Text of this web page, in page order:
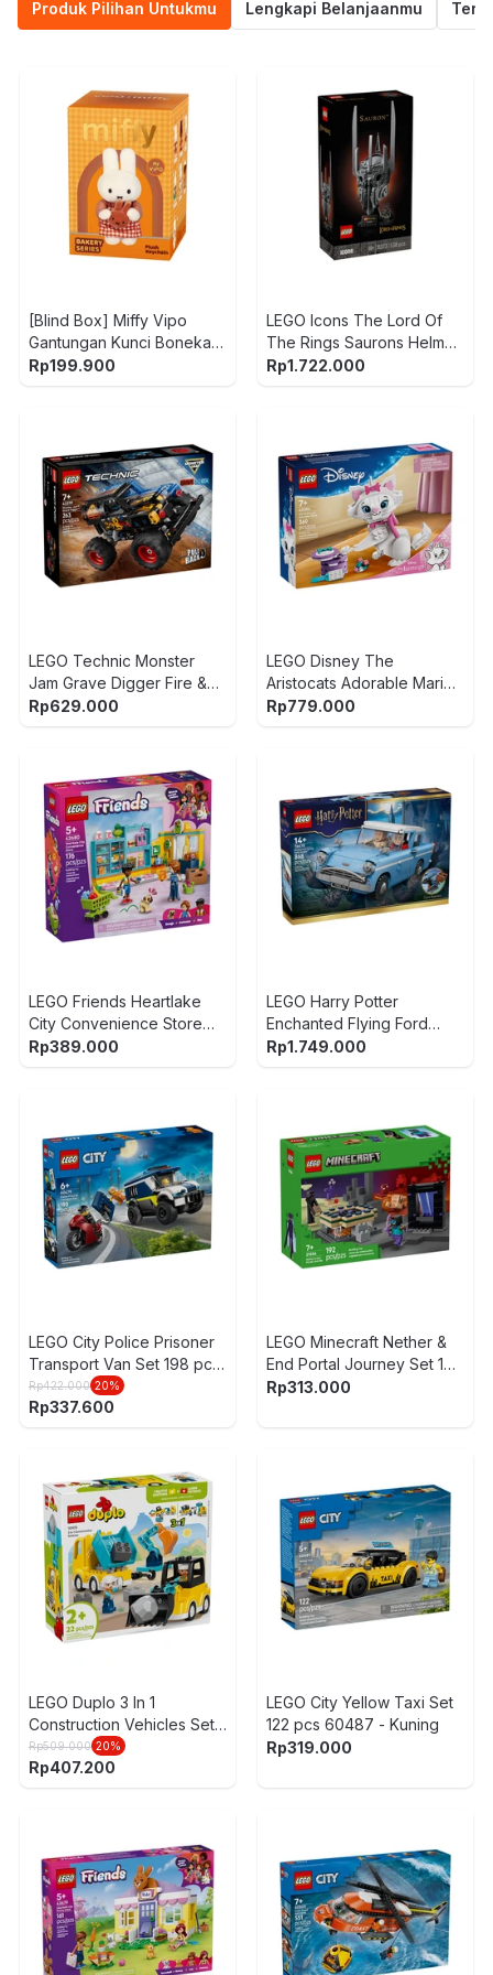
Produk Pilihan Untukmu Lengkapi Belanjaanmu
[Blind Box] Miffy Vipo
Gantungan Kunci Boneka
Plush Bakery
Rp199.900
LEGO Icons The Lord Of
The Rings Saurons Helmet
Set 538 pcs 11373 - Abu-
Rp1.722.000
LEGO Technic Monster
Jam Grave Digger Fire &
Ice Pull Back Set 263 pcs
Rp629.000
LEGO Disney The
Aristocats Adorable Marie
Set 369 pcs 43286 - Putih
Rp779.000
LEGO Friends Heartlake
City Convenience Store
Set 176 pcs 42680 - Mix
Rp389.000
LEGO Harry Potter
Enchanted Flying Ford
Anglia Set 868 pcs 76470
Rp1.749.000
LEGO City Police Prisoner
Transport Van Set 198 pcs
60479 - Mix
Rp422.000 20%
Rp337.600
LEGO Minecraft Nether &
End Portal Journey Set 192
pcs 21584 - Mix
Rp313.000
LEGO Duplo 3 In 1
Construction Vehicles Set
22 pcs 10475 - Mix
Rp509.000 20%
Rp407.200
LEGO City Yellow Taxi Set
122 pcs 60487 - Kuning
Rp319.000